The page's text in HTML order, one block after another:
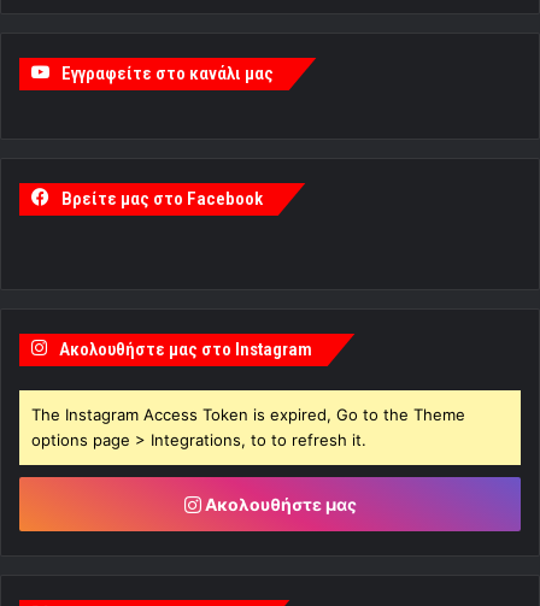
Εγγραφείτε στο κανάλι μας
Βρείτε μας στο Facebook
Ακολουθήστε μας στο Instagram
The Instagram Access Token is expired, Go to the Theme
options page > Integrations, to to refresh it.
Ακολουθήστε μας